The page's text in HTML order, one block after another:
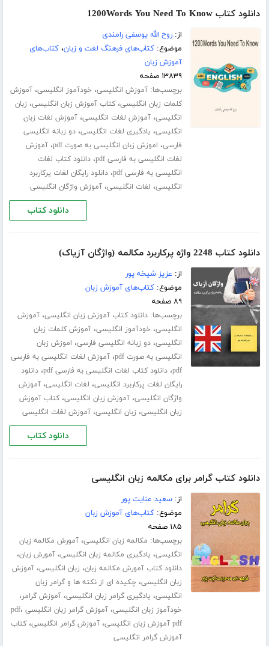
دانلود کتاب 1200Words You Need To Know
از:روح الله یوسفی رامندی
موضوع:کتاب‌های فرهنگ لغت و زبان،کتاب‌های
آموزش زبان
۱۳۸۳۹ صفحه
برچسب‌ها:آموزش انگلیسی، خودآموز انگلیسی،آموزش
کلمات زبان انگلیسی،کتاب آموزش زبان انگلیسی، زبان
انگلیسی،آموزش لغات انگلیسی،آموزش لغات زبان
انگلیسی، یادگیری لغات انگلیسی،دو زبانه انگلیسی
فارسی، اموزش زبان انگلیسی به صورت pdf ،آموزش
لغات انگلیسی به فارسی pdf
،دانلود کتاب لغات
انگلیسی به فارسی pdf
،دانلود رایگان لغات پرکاربرد
انگلیسی، لغات انگلیسی،آموزش واژگان انگلیسی
دانلود کتاب
دانلود کتاب 2248 واژه پرکاربرد مکالمه (واژگان آزیاک)
از: عزیز شیخه پور
موضوع:کتاب‌های آموزش زبان
۸۹ صفحه
برچسب‌ها:دانلود کتاب آموزش زبان انگلیسی،آموزش
انگلیسی، خودآموز انگلیسی،آموزش کلمات زبان
انگلیسی،دو زبانه انگلیسی فارسی، اموزش زبان
انگلیسی به صورت pdf
،آموزش لغات انگلیسی به فارسی
pdf،دانلود کتاب لغات انگلیسی به فارسی pdf ،دانلود
رایگان لغات پرکاربرد انگلیسی، لغات انگلیسی،آموزش
واژگان انگلیسی،آموزش زبان انگلیسی،کتاب آموزش
زبان انگلیسی، زبان انگلیسی،آموزش لغات انگلیسی
دانلود کتاب
دانلود کتاب گرامر برای مکالمه زبان انگلیسی
از:سعید عنایت پور
موضوع:کتاب‌های آموزش زبان
۱۸۵ صفحه
برچسب‌ها: مکالمه زبان انگلیسی،آمورش مکالمه زبان
انگلیسی، یادگیری مکالمه زبان انگلیسی،آمورش زبان،
دانلود کتاب آمورش مکالمه زبان، زبان انگلیسی،آموزش
زبان انگلیسی، چکیده ای از نکته ها و گرامر زبان
انگلیسی، یادگیری گرامر زبان انگلیسی،آموزش گرامر،
خودآموز زبان انگلیسی،آموزش گرامر زبان انگلیسی pdf ،
pdf آموزش زبان انگلیسی ،آموزش گرامر انگلیسی،کتاب
آموزش گرامر انگلیسی